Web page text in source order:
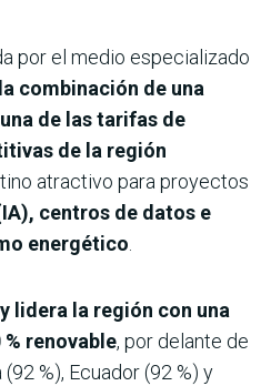
por el medio especializado
la combinación de una
de las tarifas de
de la región
atractivo para proyectos
centros de datos e
energético
lidera la región con una
% renovable, por delante de
%), Ecuador (92 %) y